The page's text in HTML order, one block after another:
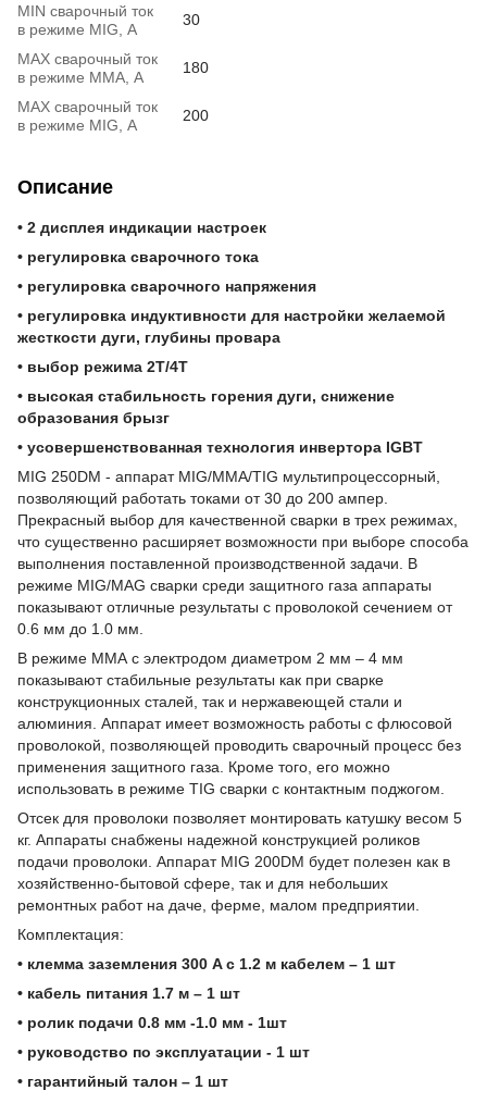
MIN сварочный ток
в режиме MIG, А
30
MAX сварочный ток
в режиме ММА, А
180
MAX сварочный ток
в режиме MIG, А
200
Описание
• 2 дисплея индикации настроек
• регулировка сварочного тока
• регулировка сварочного напряжения
• регулировка индуктивности для настройки желаемой
жесткости дуги, глубины провара
• выбор режима 2Т/4Т
• высокая стабильность горения дуги, снижение
образования брызг
• усовершенствованная технология инвертора IGBT
MIG 250DM - аппарат MIG/ММА/TIG мультипроцессорный,
позволяющий работать токами от 30 до 200 ампер.
Прекрасный выбор для качественной сварки в трех режимах,
что существенно расширяет возможности при выборе способа
выполнения поставленной производственной задачи. В
режиме MIG/MAG сварки среди защитного газа аппараты
показывают отличные результаты с проволокой сечением от
0.6 мм до 1.0 мм.
В режиме ММА с электродом диаметром 2 мм – 4 мм
показывают стабильные результаты как при сварке
конструкционных сталей, так и нержавеющей стали и
алюминия. Аппарат имеет возможность работы с флюсовой
проволокой, позволяющей проводить сварочный процесс без
применения защитного газа. Кроме того, его можно
использовать в режиме TIG сварки с контактным поджогом.
Отсек для проволоки позволяет монтировать катушку весом 5
кг. Аппараты снабжены надежной конструкцией роликов
подачи проволоки. Аппарат MIG 200DM будет полезен как в
хозяйственно-бытовой сфере, так и для небольших
ремонтных работ на даче, ферме, малом предприятии.
Комплектация:
• клемма заземления 300 A с 1.2 м кабелем – 1 шт
• кабель питания 1.7 м – 1 шт
• ролик подачи 0.8 мм -1.0 мм - 1шт
• руководство по эксплуатации - 1 шт
• гарантийный талон – 1 шт